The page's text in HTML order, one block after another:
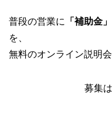
普段の営業に 「補助金」
を、
無料のオンライン説明
募集